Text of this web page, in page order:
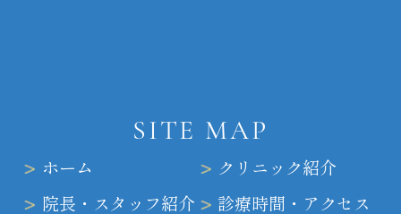
SITE MAP
ホーム クリニック紹介
院長・スタッフ紹介 診療時間・アクセス